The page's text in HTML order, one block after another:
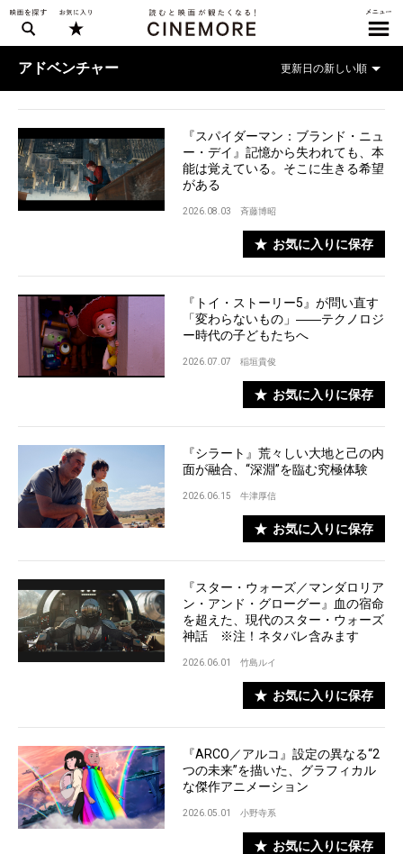
アドベンチャー
『スパイダーマン：ブランド・ニュ
ー・デイ』記憶から失われても、本
能は覚えている。そこに生きる希望
がある
2026.08.03 斉藤博昭
お気に入りに保存
『トイ・ストーリー5』が問い直す
「変わらないもの」――テクノロジ
ー時代の子どもたちへ
2026.07.07 稲垣貴俊
お気に入りに保存
『シラート』荒々しい大地と己の内
面が融合、“深淵”を臨む究極体験
2026.06.15 牛津厚信
お気に入りに保存
『スター・ウォーズ／マンダロリア
ン・アンド・グローグー』血の宿命
を超えた、現代のスター・ウォーズ
神話 ※注！ネタバレ含みます
2026.06.01 竹島ルイ
お気に入りに保存
『ARCO／アルコ』設定の異なる“2
つの未来”を描いた、グラフィカル
な傑作アニメーション
2026.05.01 小野寺系
お気に入りに保存